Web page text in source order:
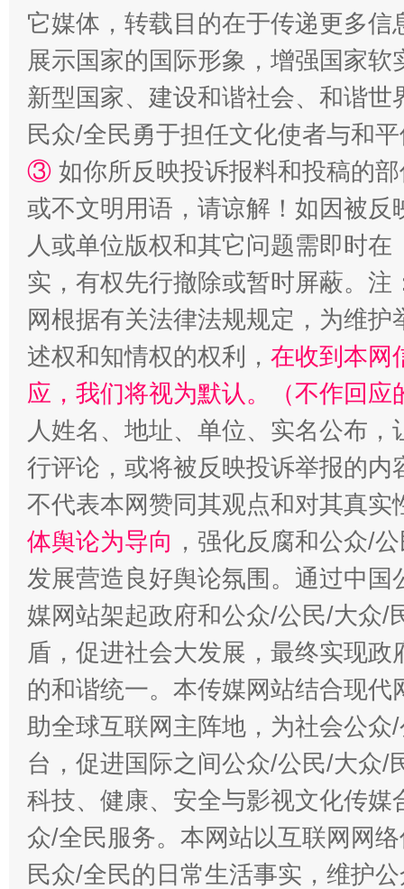
站台名比不上好声名
漫山遍野的桃花与雪山、麦地、白藏房 除
招工难、用工荒背后
它媒体，转载目的在于传递更多
展示国家的国际形象，增强国家
新型国家、建设和谐社会、和谐
民众/全民勇于担任文化使者与和
③ 如你所反映投诉报料和投稿的
或不文明用语，请谅解！如因被
人或单位版权和其它问题需即时在
实，有权先行撤除或暂时屏蔽。
网根据有关法律法规规定，为维
述权和知情权的权利， 在收到本网
应，我们将视为默认。（不作回应
人姓名、地址、单位、实名公布
行评论，或将被反映投诉举报的
不代表本网赞同其观点和对其真实
体舆论为导向 ，强化反腐和公众/
发展营造良好舆论氛围。通过中
媒网站架起政府和公众/公民/大众/
盾，促进社会大发展，最终实现
的和谐统一。本传媒网站结合现
助全球互联网主阵地，为社会公
台，促进国际之间公众/公民/大众/
科技、健康、安全与影视文化传
众/全民服务。本网站以互联网网
民众/全民的日常生活事实，维护